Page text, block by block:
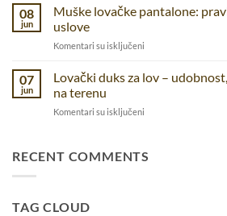
funkcionalnostza
lovački
udobnost
08
jun
Muške lovačke pantalone:
uslove
Komentari su isključeni
lovačke
uslove
07
jun
Lovački duks za lov –
na terenu
Komentari su isključeni
za
RECENT COMMENTS
TAG CLOUD